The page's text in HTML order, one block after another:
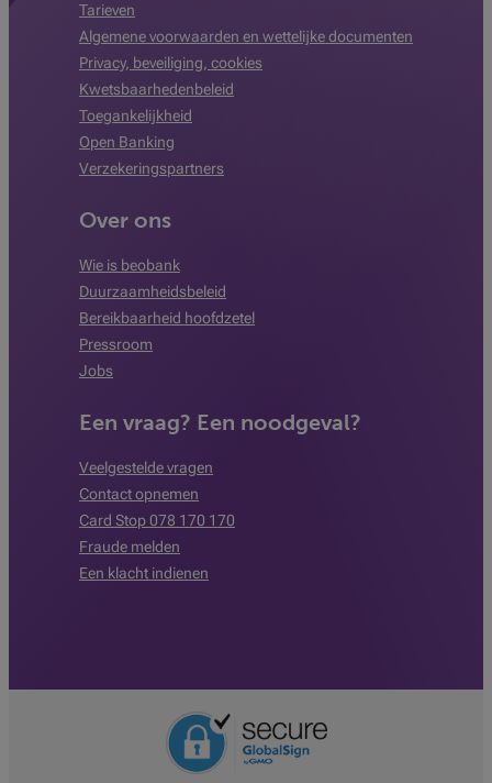
Tarieven
Algemene voorwaarden en wettelijke documenten
Privacy, beveiliging, cookies
Kwetsbaarhedenbeleid
Toegankelijkheid
Open Banking
Verzekeringspartners
Over ons
Wie is beobank
Duurzaamheidsbeleid
Bereikbaarheid hoofdzetel
Pressroom
Jobs
Een vraag? Een noodgeval?
Veelgestelde vragen
Contact opnemen
Card Stop 078 170 170
Fraude melden
Een klacht indienen